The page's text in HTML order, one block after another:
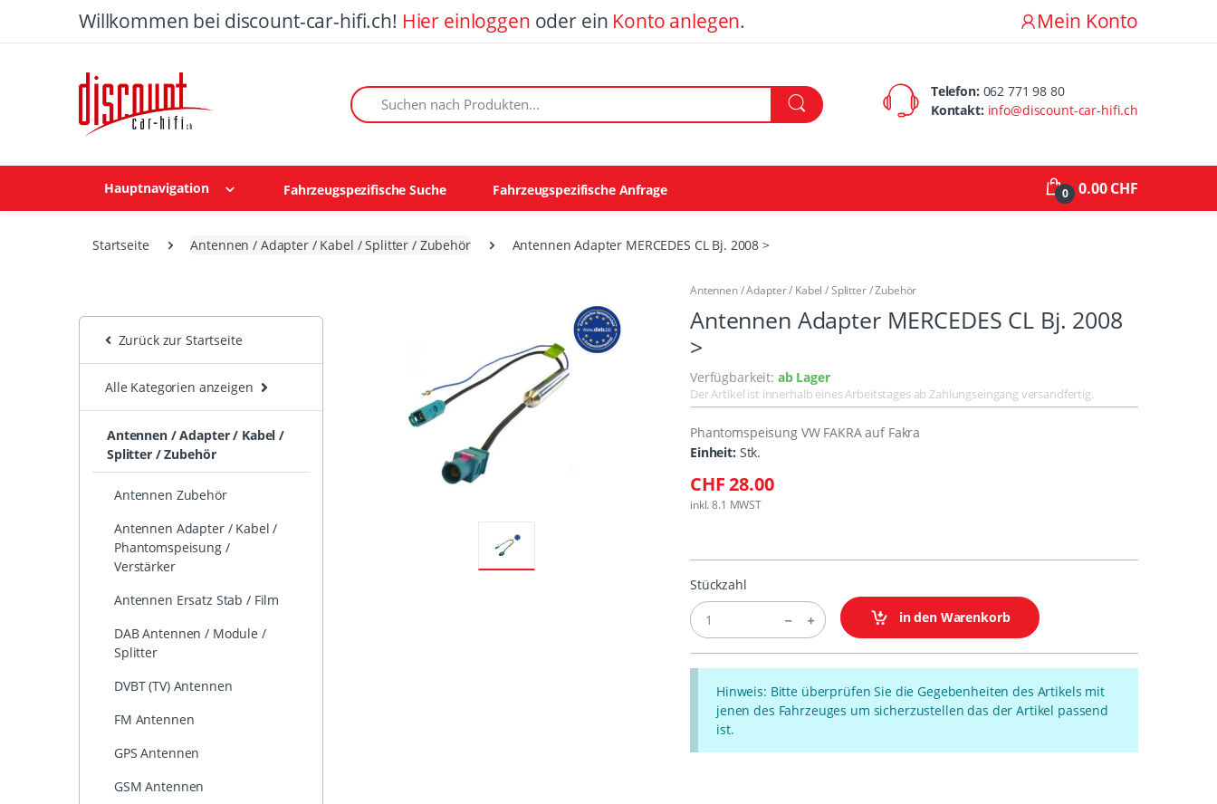
Willkommen bei discount-car-hifi.ch! Hier einloggen oder ein Konto anlegen. Mein Konto
Suchen nach Produkten: Telefon: 062 771 98 80
Kontakt: info@discount-car-hifi.ch
Hauptnavigation Fahrzeugspezifische Suche Fahrzeugspezifische Anfrage 0 0.00 CHF
Startseite Antennen / Adapter / Kabel / Splitter / Zubehör Antennen Adapter MERCEDES CL Bj. 2008 >
Zurück zur Startseite
Alle Kategorien anzeigen
Antennen / Adapter / Kabel /
Splitter / Zubehör
Antennen Zubehör
Antennen Adapter / Kabel /
Phantomspeisung /
Verstärker
Antennen Ersatz Stab / Film
DAB Antennen / Module /
Splitter
DVBT (TV) Antennen
FM Antennen
GPS Antennen
GSM Antennen
Antennen / Adapter / Kabel / Splitter / Zubehör
Antennen Adapter MERCEDES CL Bj. 2008
>
Verfügbarkeit: ab Lager
Der Artikel ist innerhalb eines Arbeitstages ab Zahlungseingang versandfertig.
Phantomspeisung VW FAKRA auf Fakra
Einheit: Stk.
CHF 28.00
inkl. 8.1 MWST
Stückzahl
in den Warenkorb
Hinweis: Bitte überprüfen Sie die Gegebenheiten des Artikels mit
jenen des Fahrzeuges um sicherzustellen das der Artikel passend
ist.